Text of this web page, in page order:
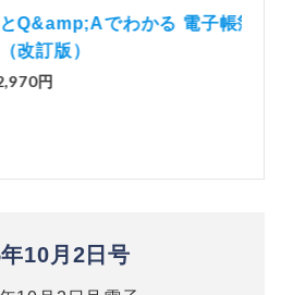
かる 電子帳簿等保存制度の
10月2日号